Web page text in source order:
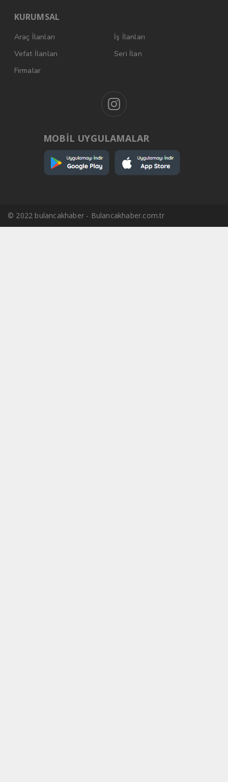
KURUMSAL
Araç İlanları
İş İlanları
Vefat İlanları
Seri İlan
Firmalar
MOBİL UYGULAMALAR
© 2022 bulancakhaber - Bulancakhaber.com.tr